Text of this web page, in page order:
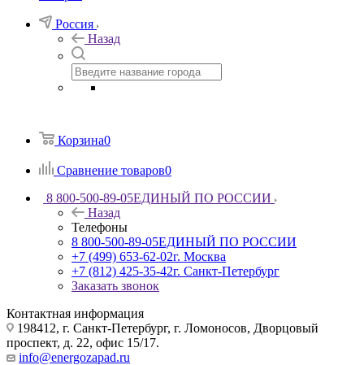
Россия
Назад
Корзина0
Сравнение товаров0
8 800-500-89-05ЕДИНЫЙ ПО РОССИИ
Назад
Телефоны
8 800-500-89-05ЕДИНЫЙ ПО РОССИИ
+7 (499) 653-62-02г. Москва
+7 (812) 425-35-42г. Санкт-Петербург
Заказать звонок
Контактная информация
198412, г. Санкт-Петербург, г. Ломоносов, Дворцовый
проспект, д. 22, офис 15/17.
info@energozapad.ru